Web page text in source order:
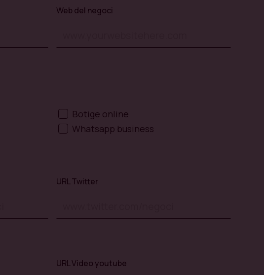
Web del negoci
Botige online
Whatsapp business
URL Twitter
URL Video youtube